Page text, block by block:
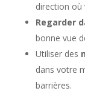
direction où
Regarder
bonne vue
Utiliser des
dans votre
barrières.